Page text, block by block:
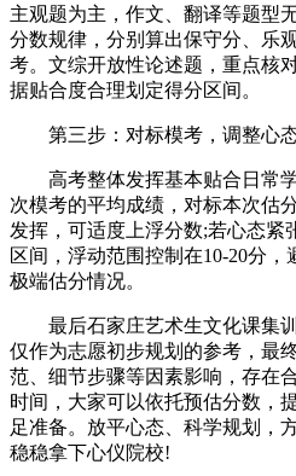
主观题为主，作文、翻译等题型
分数规律，分别算出保守分、乐
考。文综开放性论述题，重点核
据贴合度合理划定得分区间。
第三步：对标模考，调整心
高考整体发挥基本贴合日常学
次模考的平均成绩，对标本次估
发挥，可适度上浮分数;若心态紧
区间，浮动范围控制在10-20分
极端估分情况。
最后石家庄艺术生文化课集训
仅作为志愿初步规划的参考，最
范、细节步骤等因素影响，存在
时间，大家可以依托预估分数，
足准备。放平心态、科学规划，
稳稳拿下心仪院校!